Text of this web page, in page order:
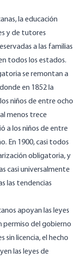
la educación
y de tutores
a las familias
todos los estados.
se remontan a
en 1852 la
niños de entre ocho
menos trece
a los niños de entre
En 1900, casi todos
obligatoria, y
casi universalmente
las tendencias
apoyan las leyes
permiso del gobierno
sin licencia, el hecho
las leyes de